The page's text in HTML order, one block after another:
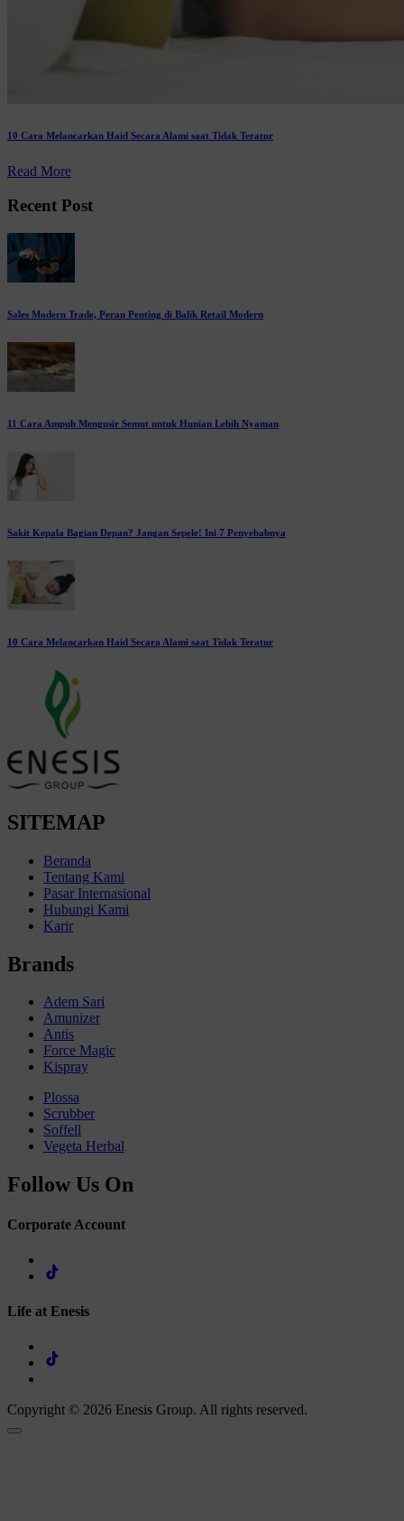
10 Cara Melancarkan Haid Secara Alami saat Tidak Teratur
Read More
Recent Post
Sales Modern Trade, Peran Penting di Balik Retail Modern
11 Cara Ampuh Mengusir Semut untuk Hunian Lebih Nyaman
Sakit Kepala Bagian Depan? Jangan Sepele! Ini 7 Penyebabnya
10 Cara Melancarkan Haid Secara Alami saat Tidak Teratur
SITEMAP
Beranda
Tentang Kami
Pasar Internasional
Hubungi Kami
Karir
Brands
Adem Sari
Amunizer
Antis
Force Magic
Kispray
Plossa
Scrubber
Soffell
Vegeta Herbal
Follow Us On
Corporate Account
Life at Enesis
Copyright © 2026 Enesis Group. All rights reserved.